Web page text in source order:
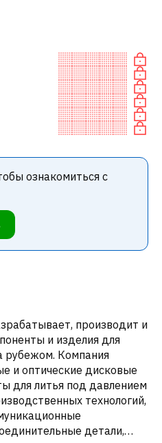
ознакомиться с
производит и
и изделия для
рубежом. Компания
и оптические дисковые
для литья под давлением
технологий,
детали,